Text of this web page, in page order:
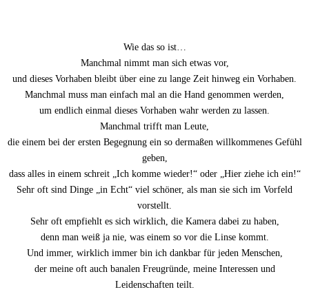
Wie das so ist…
Manchmal nimmt man sich etwas vor,
und dieses Vorhaben bleibt über eine zu lange Zeit hinweg ein Vorhaben.
Manchmal muss man einfach mal an die Hand genommen werden,
um endlich einmal dieses Vorhaben wahr werden zu lassen.
Manchmal trifft man Leute,
die einem bei der ersten Begegnung ein so dermaßen willkommenes Gefühl
geben,
dass alles in einem schreit „Ich komme wieder!“ oder „Hier ziehe ich ein!“
Sehr oft sind Dinge „in Echt“ viel schöner, als man sie sich im Vorfeld
vorstellt.
Sehr oft empfiehlt es sich wirklich, die Kamera dabei zu haben,
denn man weiß ja nie, was einem so vor die Linse kommt.
Und immer, wirklich immer bin ich dankbar für jeden Menschen,
der meine oft auch banalen Freugründe, meine Interessen und
Leidenschaften teilt.